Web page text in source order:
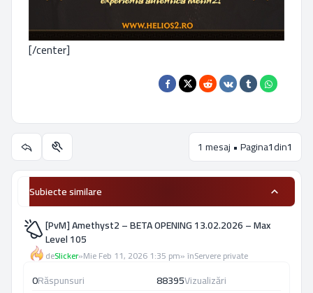
[/center]
Utilitare subiect 1 mesaj • Pagina1din1
Subiecte similare
[PvM] Amethyst2 – BETA OPENING 13.02.2026 – Max
Level 105
deSlicker»Mie Feb 11, 2026 1:35 pm» înServere private
0Răspunsuri 88395Vizualizări